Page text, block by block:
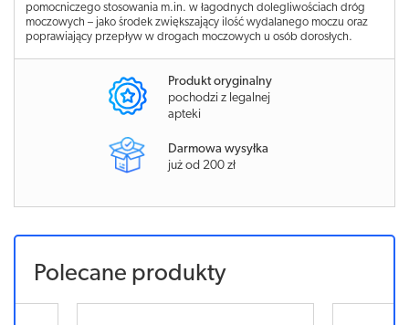
pomocniczego stosowania m.in. w łagodnych dolegliwościach dróg
moczowych – jako środek zwiększający ilość wydalanego moczu oraz
poprawiający przepływ w drogach moczowych u osób dorosłych.
Produkt oryginalny
pochodzi z legalnej
apteki
Darmowa wysyłka
już od 200 zł
Polecane produkty